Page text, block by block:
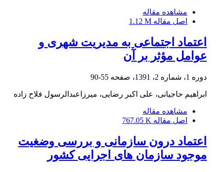
مشاهده مقاله
اصل مقاله 1.12 M
اعتماد اجتماعی به مدیریت شهری و
عوامل مؤثر بر آن
دوره 1، شماره 2، 1391، صفحه 55-90
ابراهیم حاجیانی، علی اکبر رضایی، میرزاعبدالرسول فلاح زاده
مشاهده مقاله
اصل مقاله 767.05 K
اعتماد درون سازمانی و بررسی وضغیت
موجود سازمان های اجرایی کشور